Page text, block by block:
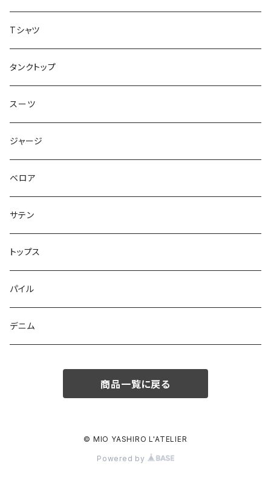
ジャケット
トップス
Tシャツ
タンクトップ
スーツ
ジャージ
ベロア
サテン
トップス
パイル
デニム
商品一覧に戻る
© MIO YASHIRO L'ATELIER
Powered by